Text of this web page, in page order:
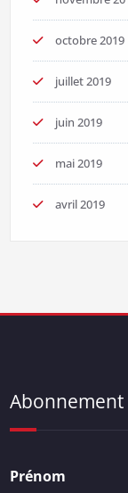
octobre 2019
juillet 2019
juin 2019
mai 2019
avril 2019
Prénom